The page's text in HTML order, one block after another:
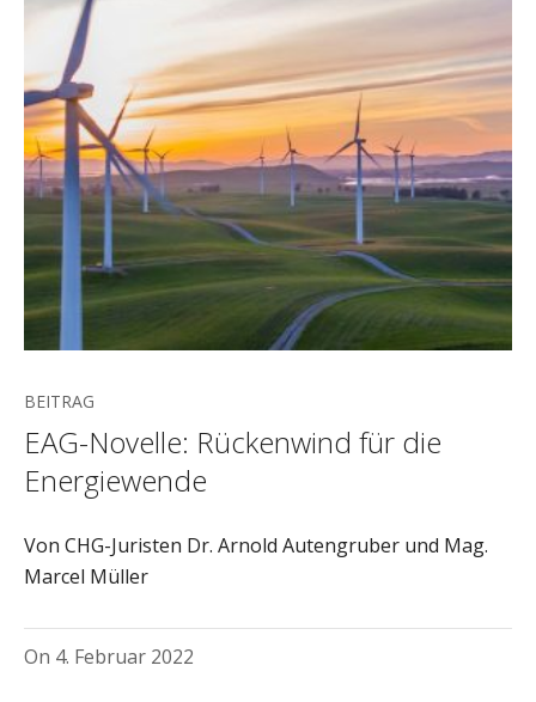
BEITRAG
EAG-Novelle: Rückenwind für die
Energiewende
Von CHG-Juristen Dr. Arnold Autengruber und Mag.
Marcel Müller
On 4. Februar 2022